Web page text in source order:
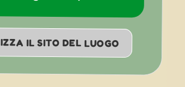
IL SITO DEL LUOGO